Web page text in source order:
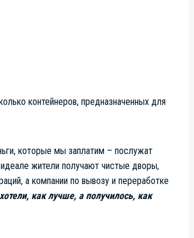
контейнеров, предназначенных для
которые мы заплатим – послужат
жители получают чистые дворы,
а компании по вывозу и переработке
хотели, как лучше, а получилось, как